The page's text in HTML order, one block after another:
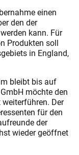
einen
den der
kann. Für
Produkten soll
in England,
bleibt bis auf
möchte den
Der
für den
der
wieder geöffnet